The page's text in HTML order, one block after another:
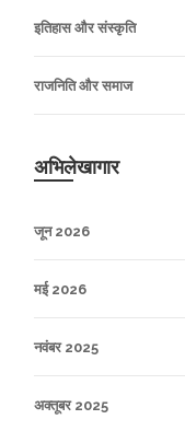
इतिहास और संस्कृति
राजनिति और समाज
अभिलेखागार
जून 2026
मई 2026
नवंबर 2025
अक्तूबर 2025